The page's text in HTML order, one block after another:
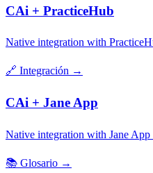
CAi + PracticeHub
Native integration with
🔗 Integración →
CAi + Jane App
Native integration with Jane
📚 Glosario →